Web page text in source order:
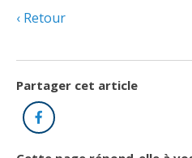
Faire affaire avec un maître
Comment choisir un
une
nouvelle
Avantages et
pour les membres
une
nouvelle
Documents
Demande de délivrance ou
licence d’entrepreneur
Le personnel de la CMEQ
une
nouvelle
À propos
Offre de formation de la
Retour
Partager cet article
Facebook